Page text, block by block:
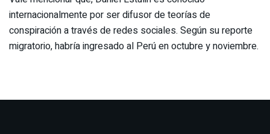
internacionalmente por ser difusor de teorías de
conspiración a través de redes sociales. Según su reporte
migratorio, habría ingresado al Perú en octubre y noviembre.